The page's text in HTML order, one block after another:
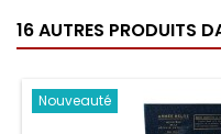
16 AUTRES PRODUITS
Nouveauté